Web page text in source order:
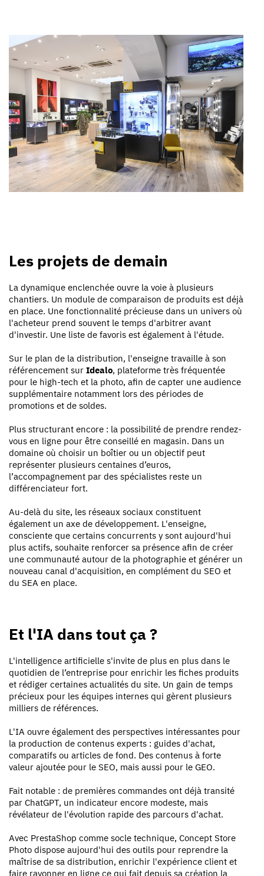
Les projets de demain
La dynamique enclenchée ouvre la voie à plusieurs
chantiers. Un module de comparaison de produits est déjà
en place. Une fonctionnalité précieuse dans un univers où
l'acheteur prend souvent le temps d'arbitrer avant
d'investir. Une liste de favoris est également à l'étude.
Sur le plan de la distribution, l'enseigne travaille à son
référencement sur Idealo, plateforme très fréquentée
pour le high-tech et la photo, afin de capter une audience
supplémentaire notamment lors des périodes de
promotions et de soldes.
Plus structurant encore : la possibilité de prendre rendez-
vous en ligne pour être conseillé en magasin. Dans un
domaine où choisir un boîtier ou un objectif peut
représenter plusieurs centaines d’euros,
l’accompagnement par des spécialistes reste un
différenciateur fort.
Au-delà du site, les réseaux sociaux constituent
également un axe de développement. L'enseigne,
consciente que certains concurrents y sont aujourd'hui
plus actifs, souhaite renforcer sa présence afin de créer
une communauté autour de la photographie et générer un
nouveau canal d'acquisition, en complément du SEO et
du SEA en place.
Et l'IA dans tout ça ?
L'intelligence artificielle s'invite de plus en plus dans le
quotidien de l’entreprise pour enrichir les fiches produits
et rédiger certaines actualités du site. Un gain de temps
précieux pour les équipes internes qui gèrent plusieurs
milliers de références.
L'IA ouvre également des perspectives intéressantes pour
la production de contenus experts : guides d'achat,
comparatifs ou articles de fond. Des contenus à forte
valeur ajoutée pour le SEO, mais aussi pour le GEO.
Fait notable : de premières commandes ont déjà transité
par ChatGPT, un indicateur encore modeste, mais
révélateur de l'évolution rapide des parcours d'achat.
Avec PrestaShop comme socle technique, Concept Store
Photo dispose aujourd'hui des outils pour reprendre la
maîtrise de sa distribution, enrichir l'expérience client et
faire rayonner en ligne ce qui fait depuis sa création la